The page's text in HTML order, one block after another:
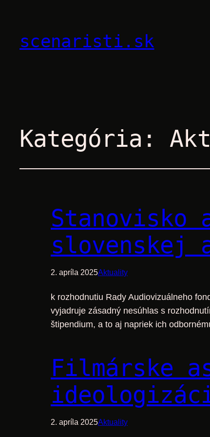
scenaristi.sk
Kategória:
Stanovisko
slovenskej
2. apríla 2025Aktuality
k rozhodnutiu Rady Audiovizuálneho
vyjadruje zásadný nesúhlas s
štipendium, a to aj napriek ich
Filmárske
2. apríla 2025Aktuality